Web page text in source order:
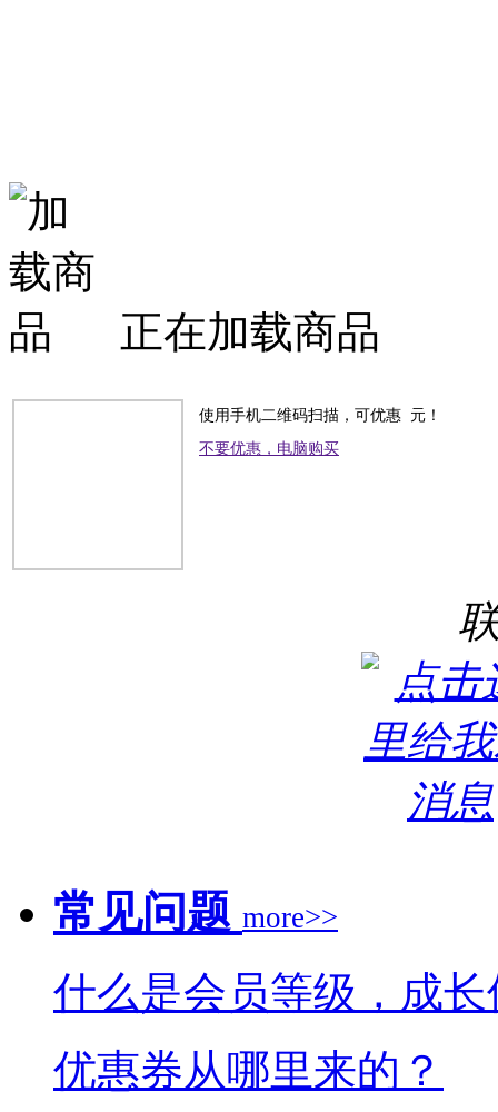
正在加载商品
使用手机二维码扫描，可优惠 元！
不要优惠，电脑购买
常见问题 more>>
什么是会员等级，成长
优惠券从哪里来的？